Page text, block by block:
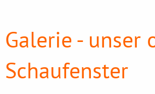
Galerie - unser
Schaufenster